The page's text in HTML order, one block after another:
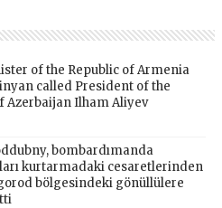
of the Republic of Armenia
called President of the
Azerbaijan Ilham Aliyev
bombardımanda
kurtarmadaki cesaretlerinden
bölgesindeki gönüllülere